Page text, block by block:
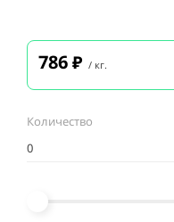
786₽ / кг.
Количество